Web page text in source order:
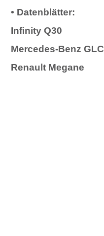
• Datenblätter:
Infinity Q30
Mercedes-Benz GLC
Renault Megane